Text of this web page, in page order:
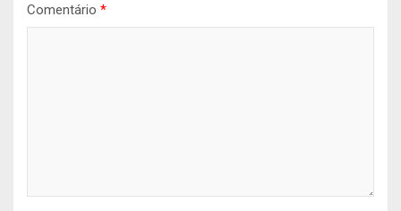
Comentário *